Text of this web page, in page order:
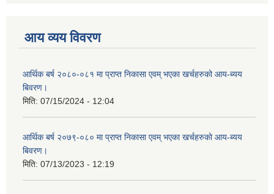
आय व्यय विवरण
आर्थिक बर्ष २०८०-०८१ मा प्राप्त निकासा एवम् भएका खर्चहरुको आय-ब्यय
बिवरण।
मिति: 07/15/2024 - 12:04
आर्थिक बर्ष २०७९-०८० मा प्राप्त निकासा एवम् भएका खर्चहरुको आय-ब्यय
बिवरण।
मिति: 07/13/2023 - 12:19